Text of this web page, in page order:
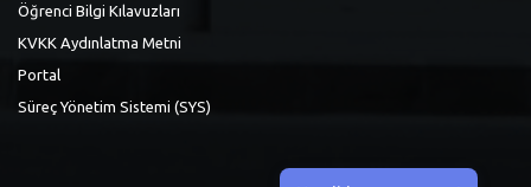
Öğrenci Bilgi Kılavuzları
KVKK Aydınlatma Metni
Portal
Süreç Yönetim Sistemi (SYS)